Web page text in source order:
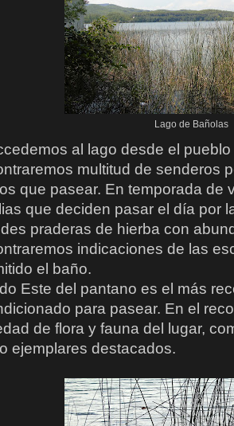
Lago de Bañolas
al lago desde el
multitud de senderos
que pasear. En temporada de
que deciden pasar el día por
praderas de hierba con
indicaciones de las
el baño.
Este del pantano es el más
para pasear. En el
de flora y fauna del lugar,
ejemplares destacados.